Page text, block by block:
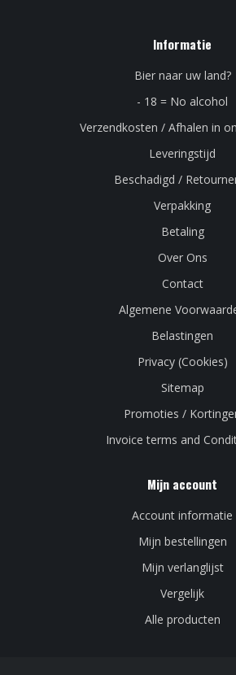
Informatie
Bier naar uw land?
- 18 = No alcohol
Verzendkosten / Afhalen in
Leveringstijd
Beschadigd /
Verpakking
Betaling
Over Ons
Contact
Algemene
Belastingen
Privacy (Cookies)
Sitemap
Promoties /
Invoice terms and
Mijn account
Account informatie
Mijn bestellingen
Mijn verlanglijst
Vergelijk
Alle producten